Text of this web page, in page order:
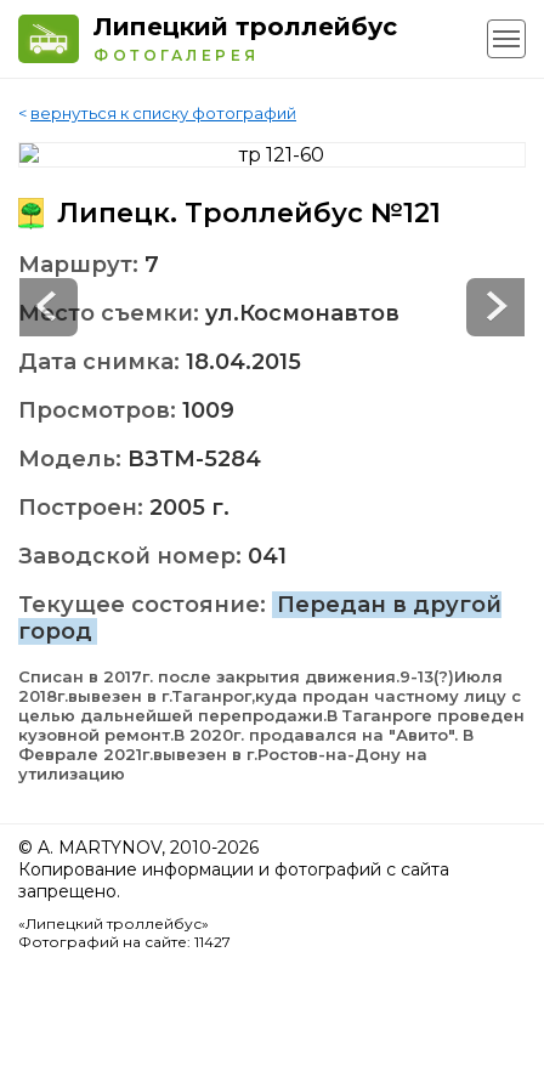
Липецкий троллейбус
ФОТОГАЛЕРЕЯ
< вернуться к списку фотографий
Липецк. Троллейбус №121
Маршрут: 7
Место съемки: ул.Космонавтов
Дата снимка: 18.04.2015
Просмотров: 1009
Модель: ВЗТМ-5284
Построен: 2005 г.
Заводской номер: 041
Текущее состояние: Передан в другой
город
Списан в 2017г. после закрытия движения.9-13(?)Июля
2018г.вывезен в г.Таганрог,куда продан частному лицу с
целью дальнейшей перепродажи.В Таганроге проведен
кузовной ремонт.В 2020г. продавался на "Авито". В
Феврале 2021г.вывезен в г.Ростов-на-Дону на
утилизацию
© A. MARTYNOV, 2010-2026
Копирование информации и фотографий с сайта
запрещено.
«Липецкий троллейбус»
Фотографий на сайте: 11427